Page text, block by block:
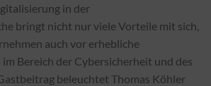
in der
bringt nicht nur viele Vorteile mit sich,
auch vor erhebliche
Bereich der Cybersicherheit und des
beleuchtet Thomas Köhler